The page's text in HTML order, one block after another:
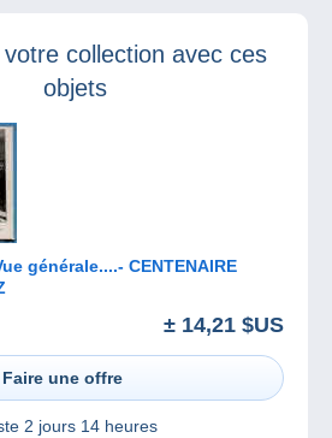
collection avec ces
objets
± 14,21 $US
Faire une offre
2 jours 14 heures